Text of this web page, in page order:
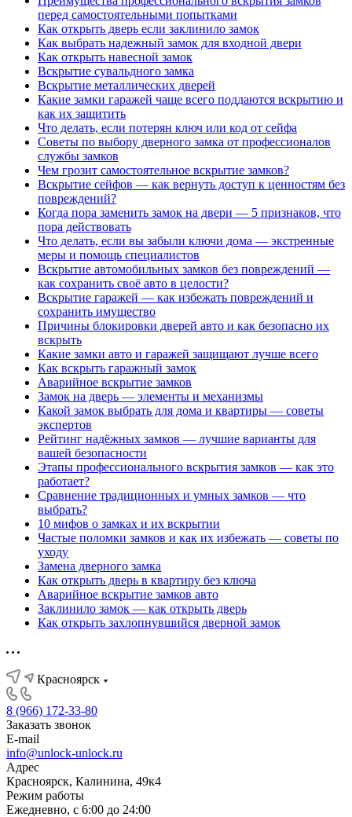
перед самостоятельными попытками
Как открыть дверь если заклинило замок
Как выбрать надежный замок для входной двери
Как открыть навесной замок
Вскрытие сувальдного замка
Вскрытие металлических дверей
Какие замки гаражей чаще всего поддаются вскрытию и
как их защитить
Что делать, если потерян ключ или код от сейфа
Советы по выбору дверного замка от профессионалов
службы замков
Чем грозит самостоятельное вскрытие замков?
Вскрытие сейфов — как вернуть доступ к ценностям без
повреждений?
Когда пора заменить замок на двери — 5 признаков, что
пора действовать
Что делать, если вы забыли ключи дома — экстренные
меры и помощь специалистов
Вскрытие автомобильных замков без повреждений —
как сохранить своё авто в целости?
Вскрытие гаражей — как избежать повреждений и
сохранить имущество
Причины блокировки дверей авто и как безопасно их
вскрыть
Какие замки авто и гаражей защищают лучше всего
Как вскрыть гаражный замок
Аварийное вскрытие замков
Замок на дверь — элементы и механизмы
Какой замок выбрать для дома и квартиры — советы
экспертов
Рейтинг надёжных замков — лучшие варианты для
вашей безопасности
Этапы профессионального вскрытия замков — как это
работает?
Сравнение традиционных и умных замков — что
выбрать?
10 мифов о замках и их вскрытии
Частые поломки замков и как их избежать — советы по
уходу
Замена дверного замка
Как открыть дверь в квартиру без ключа
Аварийное вскрытие замков авто
Заклинило замок — как открыть дверь
Как открыть захлопнувшийся дверной замок
Красноярск
8 (966) 172-33-80
Заказать звонок
E-mail
info@unlock-unlock.ru
Адрес
Красноярск, Калинина, 49к4
Режим работы
Ежедневно, с 6:00 до 24:00